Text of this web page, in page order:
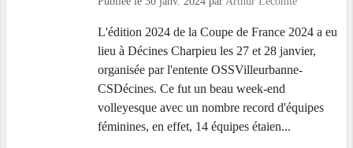
L'édition 2024 de la Coupe de France 2024 a eu
lieu à Décines Charpieu les 27 et 28 janvier,
organisée par l'entente OSSVilleurbanne-
CSDécines. Ce fut un beau week-end
volleyesque avec un nombre record d'équipes
féminines, en effet, 14 équipes étaien...